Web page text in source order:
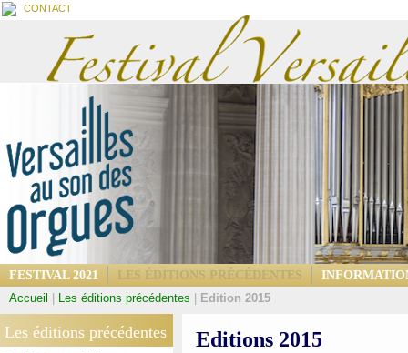
CONTACT
FESTIVAL 2021 LES ÉDITIONS PRÉCÉDENTES
Accueil Les éditions précédentes Edition 2015
Les éditions précédentes Editions 2015